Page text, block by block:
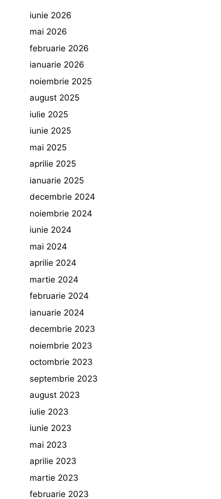
iunie 2026
mai 2026
februarie 2026
ianuarie 2026
noiembrie 2025
august 2025
iulie 2025
iunie 2025
mai 2025
aprilie 2025
ianuarie 2025
decembrie 2024
noiembrie 2024
iunie 2024
mai 2024
aprilie 2024
martie 2024
februarie 2024
ianuarie 2024
decembrie 2023
noiembrie 2023
octombrie 2023
septembrie 2023
august 2023
iulie 2023
iunie 2023
mai 2023
aprilie 2023
martie 2023
februarie 2023